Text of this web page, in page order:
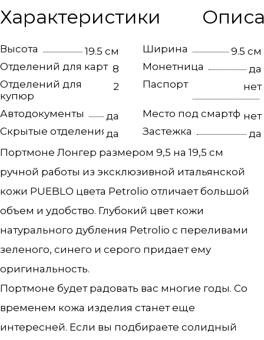
Характеристики
Высота 19.5 см Ширина
9.5 см
Отделений для карт 8 Монетница
да
Отделений для
купюр
2 Паспорт нет
Автодокументы да Место под смартфоннет
Скрытые отделения да Застежка
да
Портмоне Лонгер размером 9,5 на 19,5 см
ручной работы из эксклюзивной итальянской
кожи PUEBLO цвета Petrolio отличает большой
объем и удобство. Глубокий цвет кожи
натурального дубления Petrolio c переливами
зеленого, синего и серого придает ему
оригинальность.
Портмоне будет радовать вас многие годы. Со
временем кожа изделия станет еще
интересней. Если вы подбираете солидный